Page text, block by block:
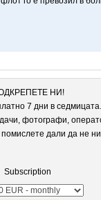
НИ!
7 дни в
фотографи,
дали да не
Subscription